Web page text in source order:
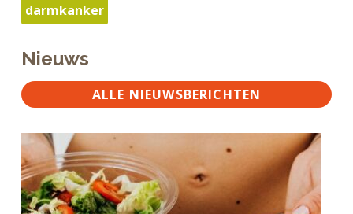
darmkanker
Nieuws
ALLE NIEUWSBERICHTEN